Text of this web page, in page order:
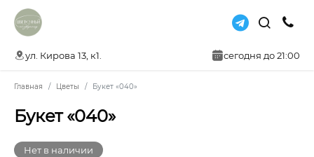
ул. Кирова 13, к1. сегодня до 21:00
Главная Цветы Букет «040»
Букет «040»
Нет в наличии